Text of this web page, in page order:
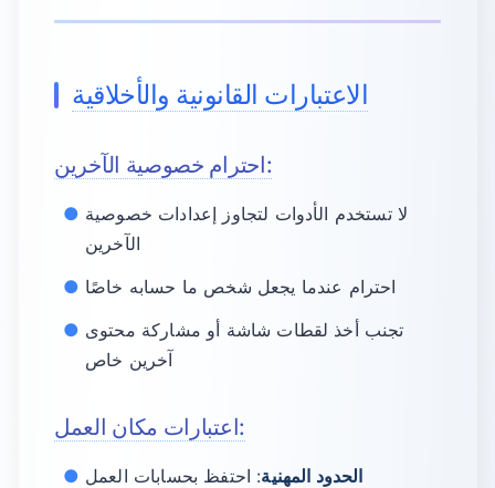
الاعتبارات القانونية والأخلاقية
احترام خصوصية الآخرين:
لا تستخدم الأدوات لتجاوز إعدادات خصوصية
الآخرين
احترام عندما يجعل شخص ما حسابه خاصًا
تجنب أخذ لقطات شاشة أو مشاركة محتوى
آخرين خاص
اعتبارات مكان العمل:
الحدود المهنية: احتفظ بحسابات العمل